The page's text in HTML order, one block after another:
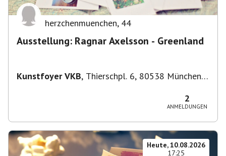
herzchenmuenchen, 44
Ausstellung: Ragnar Axelsson - Greenland
Kunstfoyer VKB, Thierschpl. 6, 80538 München,
2
ANMELDUNGEN
Heute, 10.08.2026
17:25